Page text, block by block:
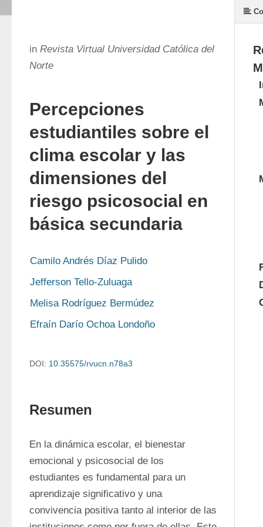
in Revista Virtual Universidad Católica del
Norte
Percepciones
estudiantiles sobre el
clima escolar y las
dimensiones del
riesgo psicosocial en
básica secundaria
Camilo Andrés Díaz Pulido
Jefferson Tello-Zuluaga
Melisa Rodríguez Bermúdez
Efraín Darío Ochoa Londoño
DOI: 10.35575/rvucn.n78a3
Resumen
En la dinámica escolar, el bienestar
emocional y psicosocial de los
estudiantes es fundamental para un
aprendizaje significativo y una
convivencia positiva tanto al interior de las